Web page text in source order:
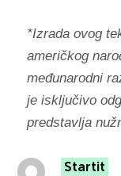
*Izrada ovog
američkog
međunarodni
je isključivo
predstavlja
Startit